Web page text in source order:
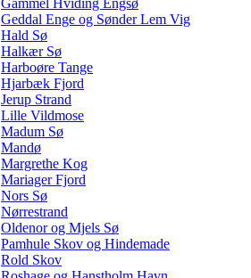
Gammel Hviding Engsø
Geddal Enge og Sønder Lem Vig
Hald Sø
Halkær Sø
Harboøre Tange
Hjarbæk Fjord
Jerup Strand
Lille Vildmose
Madum Sø
Mandø
Margrethe Kog
Mariager Fjord
Nors Sø
Nørrestrand
Oldenor og Mjels Sø
Pamhule Skov og Hindemade
Rold Skov